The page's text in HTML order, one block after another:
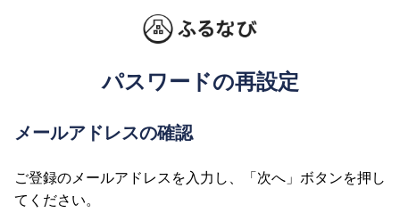
パスワードの再設定
メールアドレスの確認
ご登録のメールアドレスを入力し、「次へ」ボタンを押し
てください。